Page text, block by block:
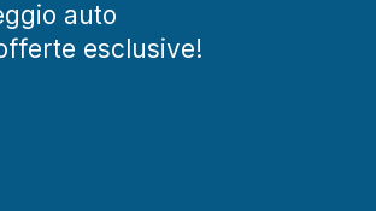
auto
esclusive!